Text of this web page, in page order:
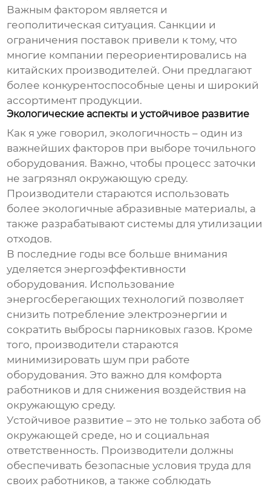
Важным фактором является и
геополитическая ситуация. Санкции и
ограничения поставок привели к тому, что
многие компании переориентировались на
китайских производителей. Они предлагают
более конкурентоспособные цены и широкий
ассортимент продукции.
Экологические аспекты и устойчивое развитие
Как я уже говорил, экологичность – один из
важнейших факторов при выбореточильного
оборудования. Важно, чтобы процесс заточки
не загрязнял окружающую среду.
Производители стараются использовать
более экологичные абразивные материалы, а
также разрабатывают системы для утилизации
отходов.
В последние годы все больше внимания
уделяется энергоэффективности
оборудования. Использование
энергосберегающих технологий позволяет
снизить потребление электроэнергии и
сократить выбросы парниковых газов. Кроме
того, производители стараются
минимизировать шум при работе
оборудования. Это важно для комфорта
работников и для снижения воздействия на
окружающую среду.
Устойчивое развитие – это не только забота об
окружающей среде, но и социальная
ответственность. Производители должны
обеспечивать безопасные условия труда для
своих работников, а также соблюдать